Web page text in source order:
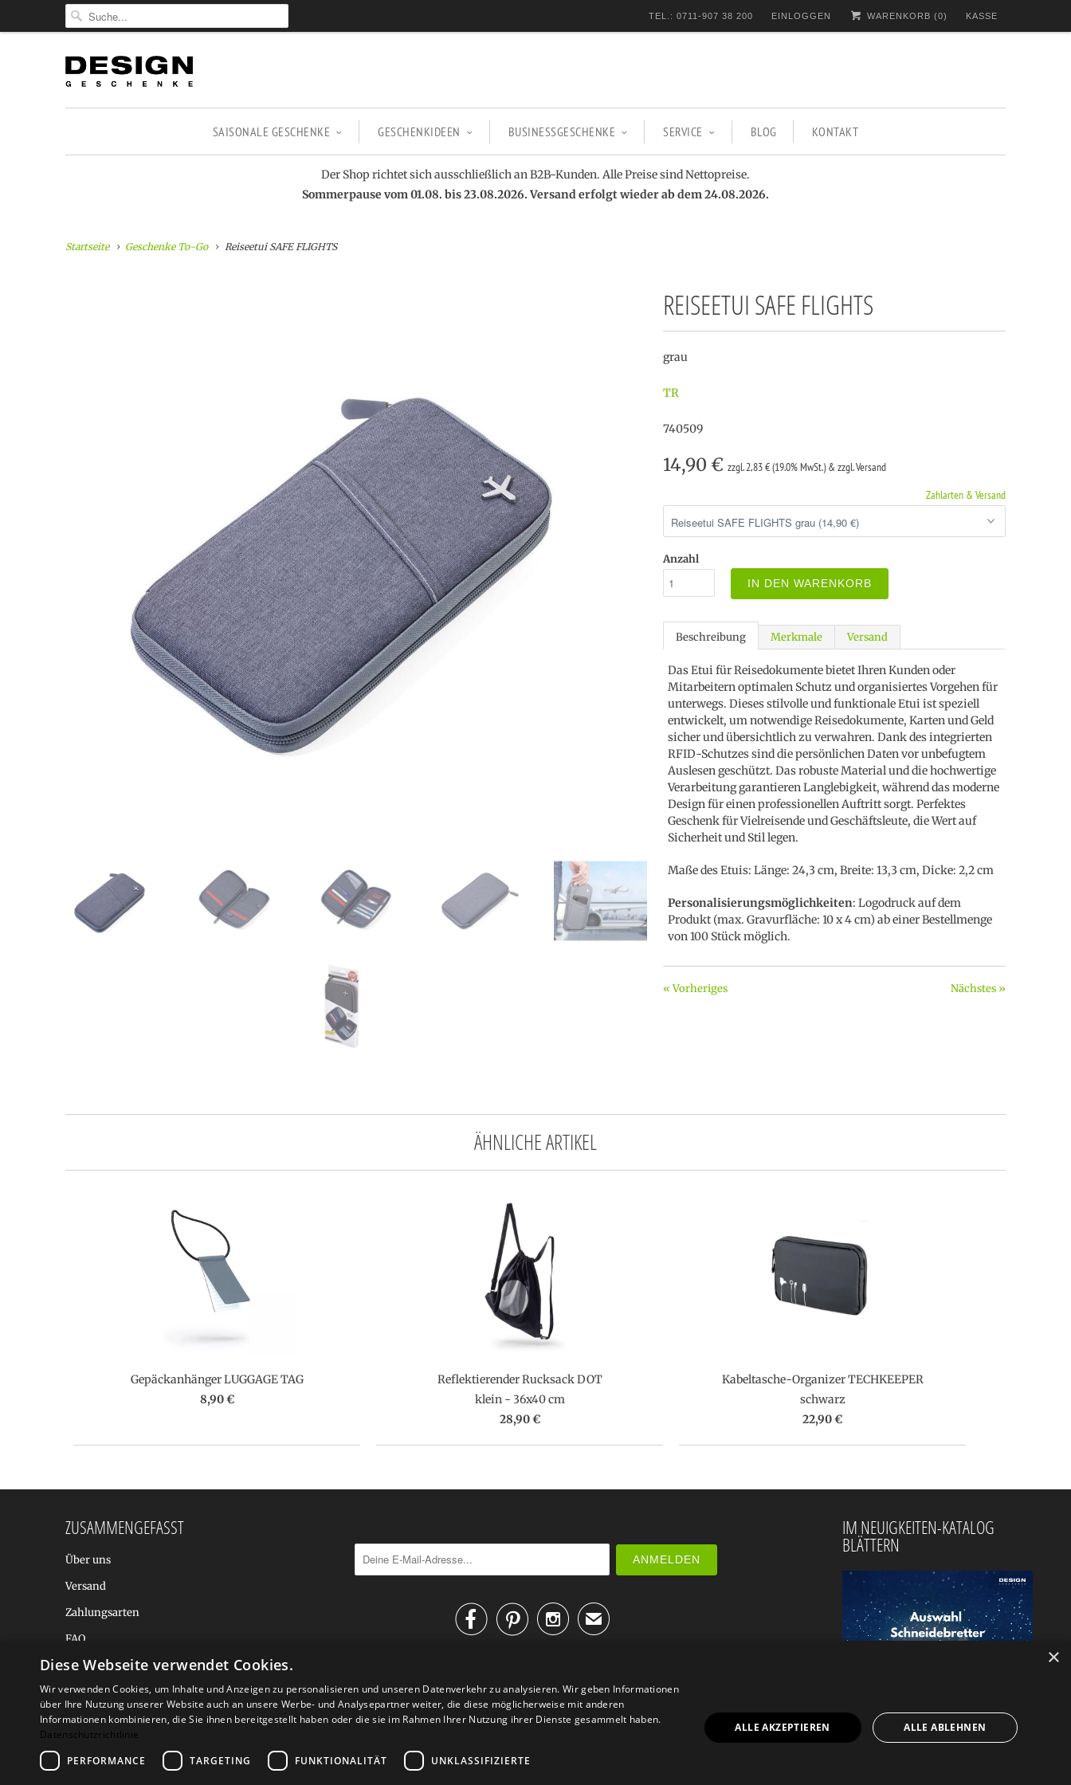
TEL.: 0711-907 38 200 EINLOGGEN WARENKORB (0) KASSE
SAISONALE GESCHENKE GESCHENKIDEEN BUSINESSGESCHENKE SERVICE BLOG KONTAKT
Der Shop richtet sich ausschließlich an B2B-Kunden. Alle Preise sind Nettopreise.
Sommerpause vom 01.08. bis 23.08.2026. Versand erfolgt wieder ab dem 24.08.2026.
Startseite Geschenke To-Go Reiseetui SAFE FLIGHTS
REISEETUI SAFE FLIGHTS
grau
TR
740509
14,90 € zzgl. 2,83 € (19.0% MwSt.) & zzgl. Versand
Zahlarten & Versand
Anzahl
IN DEN WARENKORB
Beschreibung Merkmale Versand
Das Etui für Reisedokumente bietet Ihren Kunden oder
Mitarbeitern optimalen Schutz und organisiertes Vorgehen für
unterwegs. Dieses stilvolle und funktionale Etui ist speziell
entwickelt, um notwendige Reisedokumente, Karten und Geld
sicher und übersichtlich zu verwahren. Dank des integrierten
RFID-Schutzes sind die persönlichen Daten vor unbefugtem
Auslesen geschützt. Das robuste Material und die hochwertige
Verarbeitung garantieren Langlebigkeit, während das moderne
Design für einen professionellen Auftritt sorgt. Perfektes
Geschenk für Vielreisende und Geschäftsleute, die Wert auf
Sicherheit und Stil legen.
Maße des Etuis: Länge: 24,3 cm, Breite: 13,3 cm, Dicke: 2,2 cm
Personalisierungsmöglichkeiten: Logodruck auf dem
Produkt (max. Gravurfläche: 10 x 4 cm) ab einer Bestellmenge
von 100 Stück möglich.
Nächstes »
« Vorheriges
ÄHNLICHE ARTIKEL
Gepäckanhänger LUGGAGE TAG
8,90 €
Reflektierender Rucksack DOT
klein - 36x40 cm
28,90 €
Kabeltasche-Organizer TECHKEEPER
schwarz
22,90 €
ZUSAMMENGEFASST
Über uns
Versand
Zahlungsarten
FAQ
BALTIC DESIGN SHOP
✉
IM NEUIGKEITEN-KATALOG
BLÄTTERN
© 2026
×
Diese Webseite verwendet Cookies.
Wir verwenden Cookies, um Inhalte und Anzeigen zu personalisieren und unseren Datenverkehr zu analysieren. Wir geben Informationen
über Ihre Nutzung unserer Website auch an unsere Werbe- und Analysepartner weiter, die diese möglicherweise mit anderen
Informationen kombinieren, die Sie ihnen bereitgestellt haben oder die sie im Rahmen Ihrer Nutzung ihrer Dienste gesammelt haben.
Datenschutzrichtlinie
PERFORMANCE
TARGETING FUNKTIONALITÄT UNKLASSIFIZIERTE
ALLE AKZEPTIEREN ALLE ABLEHNEN